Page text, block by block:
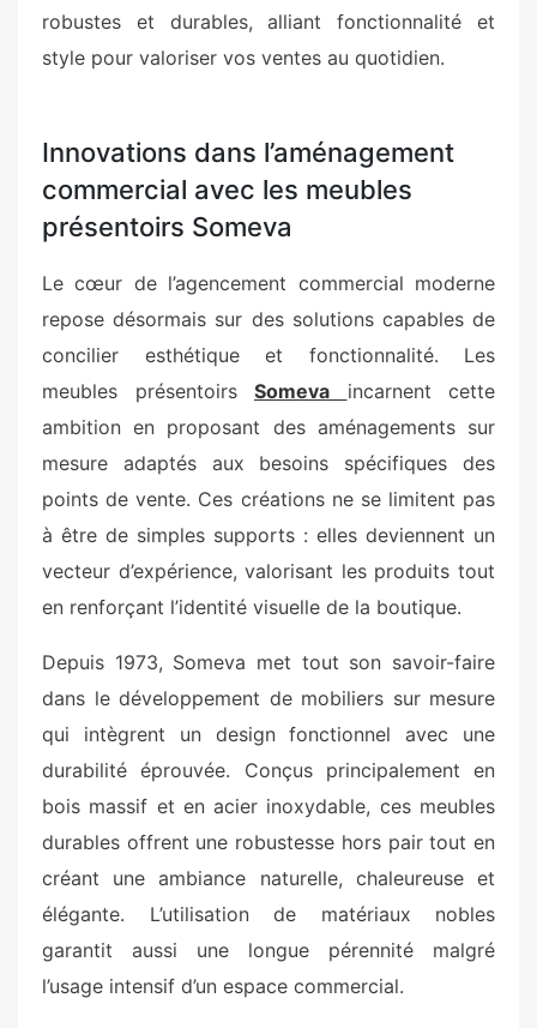
robustes et durables, alliant fonctionnalité et
style pour valoriser vos ventes au quotidien.
Innovations dans l’aménagement
commercial avec les meubles
présentoirs Someva
Le cœur de l’agencement commercial moderne
repose désormais sur des solutions capables de
concilier esthétique et fonctionnalité. Les
meubles présentoirs Someva
incarnent cette
ambition en proposant des aménagements sur
mesure adaptés aux besoins spécifiques des
points de vente. Ces créations ne se limitent pas
à être de simples supports : elles deviennent un
vecteur d’expérience, valorisant les produits tout
en renforçant l’identité visuelle de la boutique.
Depuis 1973, Someva met tout son savoir-faire
dans le développement de mobiliers sur mesure
qui intègrent un design fonctionnel avec une
durabilité éprouvée. Conçus principalement en
bois massif et en acier inoxydable, ces meubles
durables offrent une robustesse hors pair tout en
créant une ambiance naturelle, chaleureuse et
élégante. L’utilisation de matériaux nobles
garantit aussi une longue pérennité malgré
l’usage intensif d’un espace commercial.